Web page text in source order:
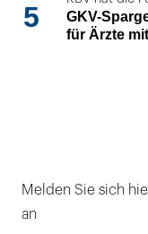
5
GKV-
für Ärzte
Melden Sie sich
an